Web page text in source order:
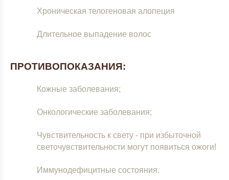
Хроническая телогеновая алопеция
Длительное выпадение волос
ПРОТИВОПОКАЗАНИЯ:
Кожные заболевания;
Онкологические заболевания;
Чувствительность к свету - при избыточной
светочувствительности могут появиться ожоги!
Иммунодефицитные состояния.